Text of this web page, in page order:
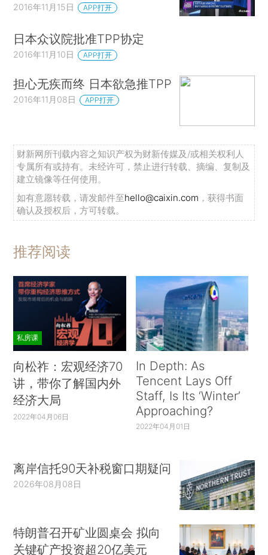
2016年11月15日 APP打开
日本众议院批准TPP协定
2016年11月10日 APP打开
担心无疾而终 日本欲急推TPP
2016年11月08日 APP打开
财新网所刊载内容之知识产权为财新传媒及/或相关权利人
专属所有或持有。未经许可，禁止进行转载、摘编、复制及
建立镜像等任何使用。
如有意愿转载，请发邮件至hello@caixin.com ，获得书面
确认及授权后，方可转载。
推荐阅读
私房课
向松祚：宏观经济70
讲，带你了解国内外
经济大局
2022年04月06日
In Depth: As
Tencent Lays Off
Staff, Is Its ‘Winter’
Approaching?
2022年04月01日
离岸信托90天补税窗口期疑问
2026年08月08日
特朗普召开矿业圆桌会 拟向
关键矿产投资超20亿美元